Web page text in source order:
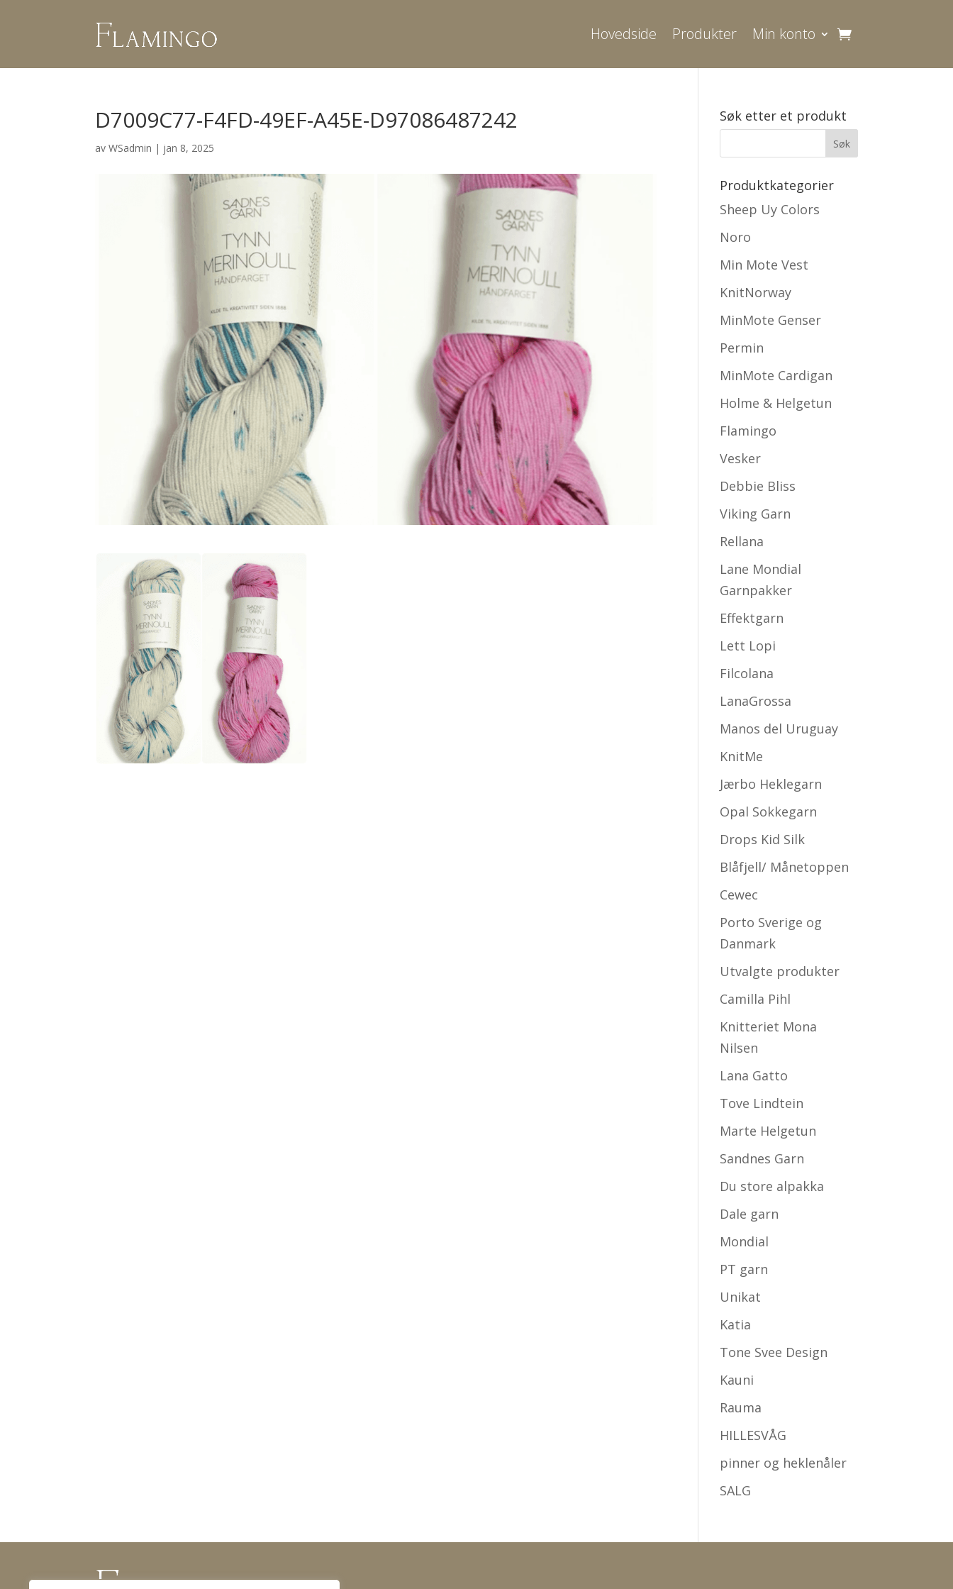
Hovedside Produkter Min konto
D7009C77-F4FD-49EF-A45E-D97086487242
avWSadmin | jan 8, 2025
Søk etter et produkt
Produktkategorier
Sheep Uy Colors
Noro
Min Mote Vest
KnitNorway
MinMote Genser
Permin
MinMote Cardigan
Holme & Helgetun
Flamingo
Vesker
Debbie Bliss
Viking Garn
Rellana
Lane Mondial
Garnpakker
Effektgarn
Lett Lopi
Filcolana
LanaGrossa
Manos del Uruguay
KnitMe
Jærbo Heklegarn
Opal Sokkegarn
Drops Kid Silk
Blåfjell/ Månetoppen
Cewec
Porto Sverige og
Danmark
Utvalgte produkter
Camilla Pihl
Knitteriet Mona
Nilsen
Lana Gatto
Tove Lindtein
Marte Helgetun
Sandnes Garn
Du store alpakka
Dale garn
Mondial
PT garn
Unikat
Katia
Tone Svee Design
Kauni
Rauma
HILLESVÅG
pinner og heklenåler
SALG